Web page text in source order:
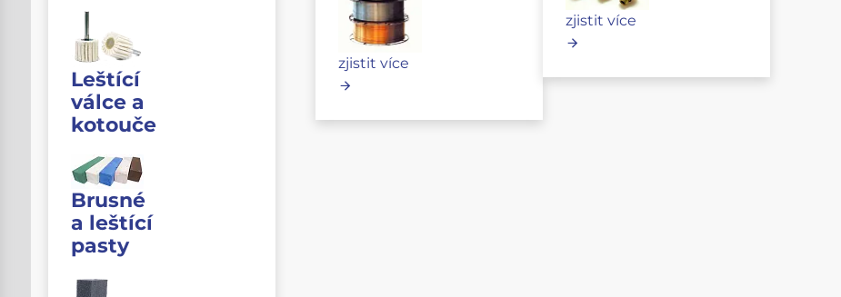
Leštící
válce a
kotouče
Brusné
a leštící
pasty
zjistit více
zjistit více